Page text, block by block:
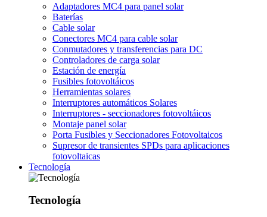
Adaptadores MC4 para panel solar
Baterías
Cable solar
Conectores MC4 para cable solar
Conmutadores y transferencias para DC
Controladores de carga solar
Estación de energía
Fusibles fotovoltáicos
Herramientas solares
Interruptores automáticos Solares
Interruptores - seccionadores fotovoltáicos
Montaje panel solar
Porta Fusibles y Seccionadores Fotovoltaicos
Supresor de transientes SPDs para aplicaciones
fotovoltaicas
Tecnología
Tecnología